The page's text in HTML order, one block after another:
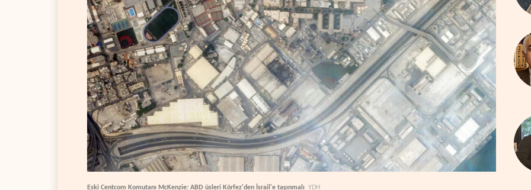
Eski Centcom Komutanı McKenzie: ABD üsleri Körfez'den İsrail'e taşınmalı YDH